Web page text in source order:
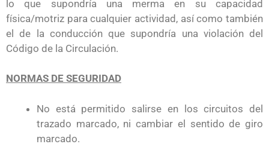
lo que supondría una merma en su capacidad
física/motriz para cualquier actividad, así como también
el de la conducción que supondría una violación del
Código de la Circulación.
NORMAS DE SEGURIDAD
No está permitido salirse en los circuitos del
trazado marcado, ni cambiar el sentido de giro
marcado.